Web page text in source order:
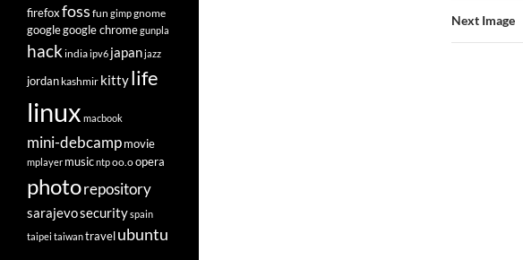
Next Image
firefoxfoss fun gimpgnome
googlegoogle chromegunpla
hackindiaipv6 japanjazz
jordankashmir kittylife
linux macbook
mini-debcampmovie
mplayer musicntpoo.oopera
photorepository
sarajevosecurityspain
taipei taiwantravelubuntu